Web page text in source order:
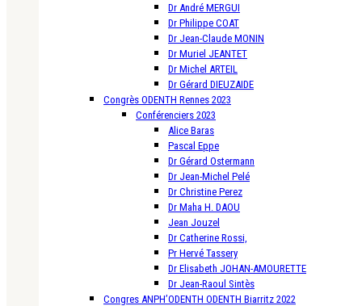
Dr André MERGUI
Dr Philippe COAT
Dr Jean-Claude MONIN
Dr Muriel JEANTET
Dr Michel ARTEIL
Dr Gérard DIEUZAIDE
Congrès ODENTH Rennes 2023
Conférenciers 2023
Alice Baras
Pascal Eppe
Dr Gérard Ostermann
Dr Jean-Michel Pelé
Dr Christine Perez
Dr Maha H. DAOU
Jean Jouzel
Dr Catherine Rossi,
Pr Hervé Tassery
Dr Elisabeth JOHAN-AMOURETTE
Dr Jean-Raoul Sintès
Congres ANPH’ODENTH ODENTH Biarritz 2022